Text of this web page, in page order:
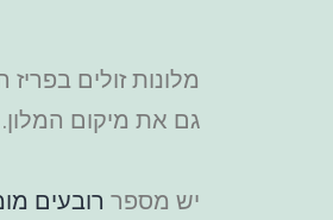
מלונות זולים
גם את מיקום המלון.
יש מספר רובעים